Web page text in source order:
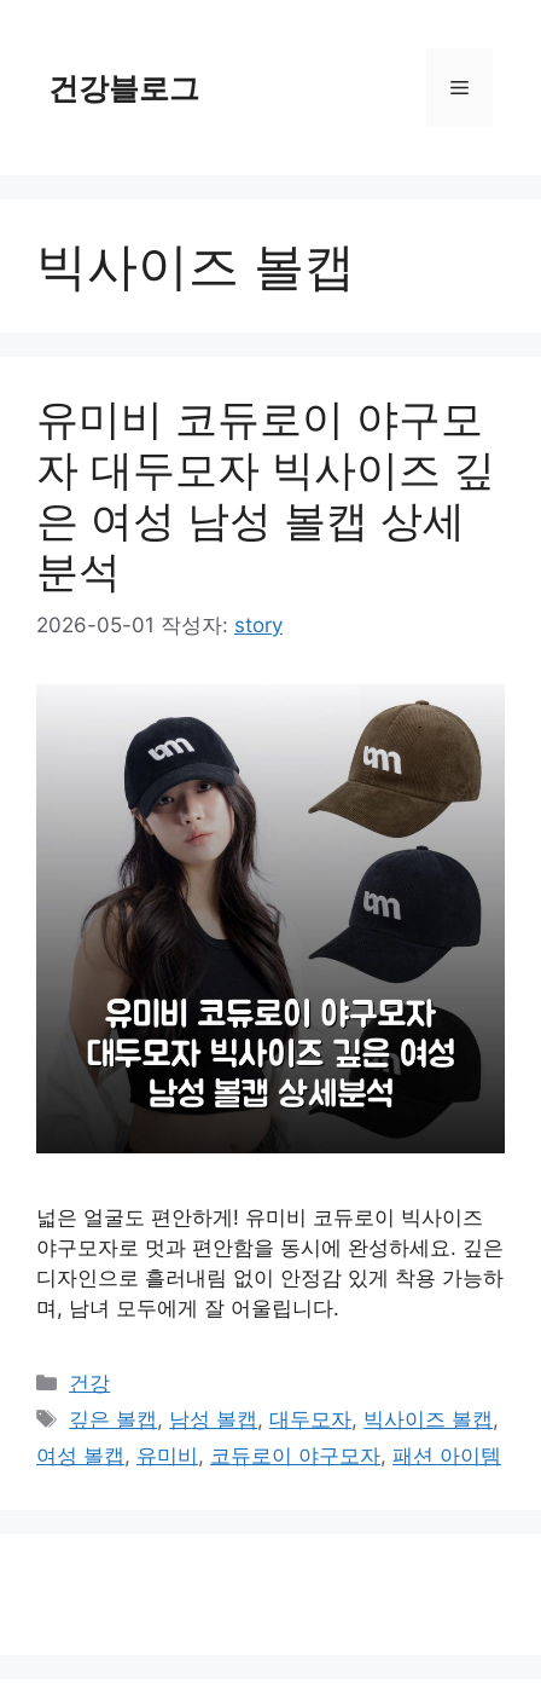
건강블로그 메
빅사이즈 볼캡
유미비 코듀로이 야구모
자 대두모자 빅사이즈 깊
은 여성 남성 볼캡 상세
분석
2026-05-01 작성자: story
넓은 얼굴도 편안하게! 유미비 코듀로이 빅사이즈
야구모자로 멋과 편안함을 동시에 완성하세요. 깊은
디자인으로 흘러내림 없이 안정감 있게 착용 가능하
며, 남녀 모두에게 잘 어울립니다.
카
테
리
건강
태
그
깊은 볼캡 , 남성 볼캡 ,대두모자, 빅사이즈 볼캡 ,
여성 볼캡 , 유미비 , 코듀로이 야구모자, 패션 아이템